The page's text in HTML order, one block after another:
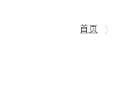
首页